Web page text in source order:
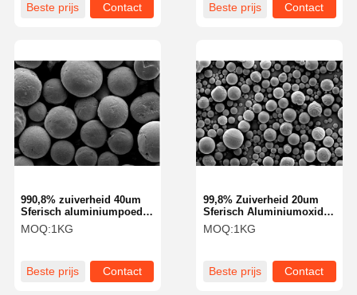
Beste prijs Contact Beste prijs Contact
990,8% zuiverheid 40um
Sferisch aluminiumpoeder
Aluminasoferen SA-Z-serie
MOQ:1KG
Beste prijs Contact
99,8% Zuiverheid 20um
Sferisch Aluminiumoxide
Poeder Aluminiumoxide
Bollen SA-Z Serie
MOQ:1KG
Beste prijs Contact